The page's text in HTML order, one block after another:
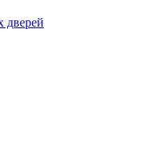
дверей